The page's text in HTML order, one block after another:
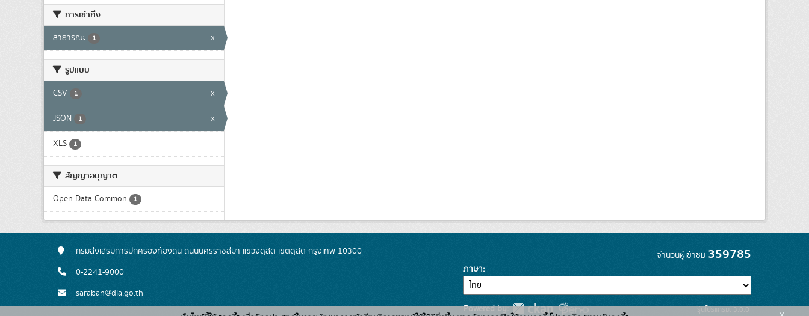
การเข้าถึง
สาธารณะ 1 x
รูปแบบ
CSV 1 x
JSON 1 x
XLS 1
สัญญาอนุญาต
Open Data Common 1
กรมส่งเสริมการปกครองท้องถิ่น ถนนนครราชสีมา แขวงดุสิต เขตดุสิต กรุงเทพ 10300
0-2241-9000
saraban@dla.go.th
จำนวนผู้เข้าชม 359785
ภาษา
Powered by: รุ่นโปรแกรม: 3.0.0